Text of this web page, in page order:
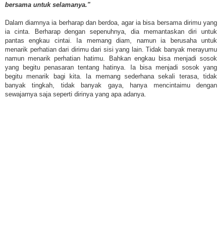
bersama untuk selamanya."
Dalam diamnya ia berharap dan berdoa, agar ia bisa bersama dirimu yang
ia cinta. Berharap dengan sepenuhnya, dia memantaskan diri untuk
pantas engkau cintai. Ia memang diam, namun ia berusaha untuk
menarik perhatian dari dirimu dari sisi yang lain. Tidak banyak merayumu
namun menarik perhatian hatimu. Bahkan engkau bisa menjadi sosok
yang begitu penasaran tentang hatinya. Ia bisa menjadi sosok yang
begitu menarik bagi kita. Ia memang sederhana sekali terasa, tidak
banyak tingkah, tidak banyak gaya, hanya mencintaimu dengan
sewajarnya saja seperti dirinya yang apa adanya.